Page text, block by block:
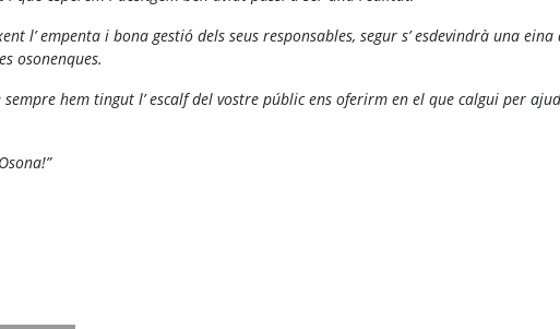
l’ empenta i bona gestió dels seus responsables, segur s’ esdevindrà una
osonenques.
sempre hem tingut l’ escalf del vostre públic ens oferirm en el que calgui per